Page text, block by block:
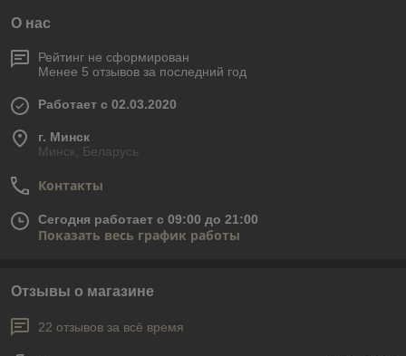
О нас
Рейтинг не сформирован
Менее 5 отзывов за последний год
Работает с 02.03.2020
г. Минск
Минск, Беларусь
Контакты
Сегодня работает с 09:00 до 21:00
Показать весь график работы
Отзывы о магазине
22 отзывов за всё время